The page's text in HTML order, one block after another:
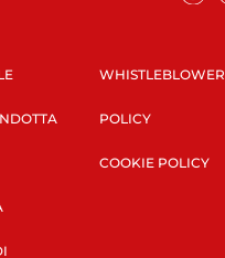
WHISTLEBLOWER
POLICY
COOKIE POLICY